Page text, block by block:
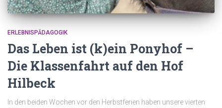
ERLEBNISPÄDAGOGIK
Das Leben ist (k)ein Ponyhof –
Die Klassenfahrt auf den Hof
Hilbeck
In den beiden Wochen vor den Herbstferien haben unsere vierten